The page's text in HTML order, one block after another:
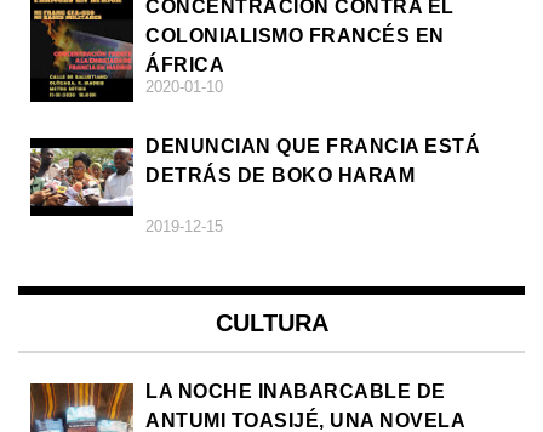
CONCENTRACIÓN CONTRA EL
COLONIALISMO FRANCÉS EN
ÁFRICA
2020-01-10
DENUNCIAN QUE FRANCIA ESTÁ
DETRÁS DE BOKO HARAM
2019-12-15
CULTURA
LA NOCHE INABARCABLE DE
ANTUMI TOASIJÉ, UNA NOVELA